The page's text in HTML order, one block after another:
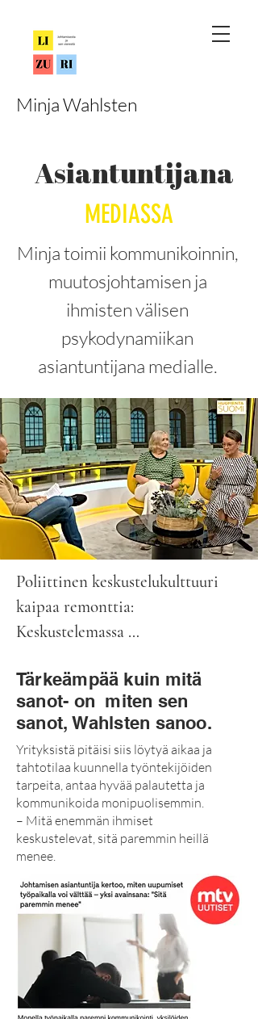
Minja Wahlsten
Asiantuntijana
MEDIASSA
Minja toimii kommunikoinnin,
muutosjohtamisen ja
ihmisten välisen
psykodynamiikan
asiantuntijana medialle.
Poliittinen keskustelukulttuuri
kaipaa remonttia:
Keskustelemassa
Wahlsten sekä politiikan
toimittaja Riikka Uosukainen.
18. heinäkuuta 2023.
Tärkeämpää kuin mitä
sanot- on miten sen
sanot, Wahlsten sanoo.
Yrityksistä pitäisi siis löytyä aikaa ja
tahtotilaa kuunnella työntekijöiden
tarpeita, antaa hyvää palautetta ja
kommunikoida monipuolisemmin.
– Mitä enemmän ihmiset
keskustelevat, sitä paremmin heillä
menee.